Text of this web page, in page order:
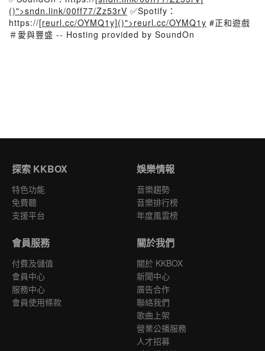
()">sndn.link/00ff77/Zz53rV ✅Spotify：
https://[reurl.cc/OYMQ1y]()">reurl.cc/OYMQ1y #正和遊戲
＃愛與豐盛 -- Hosting provided by SoundOn
探索 KKBOX
特色功能
免費聽
支援平台
娛樂情報
音樂趨勢
音樂排行榜
年度風雲榜
會員服務
付費及儲值
會員中心
服務中心
會員使用條款
關於我們
關於 KKBOX
新聞中心
廣告合作
聯絡我們
歌曲上架
營業公播服務
人才招募